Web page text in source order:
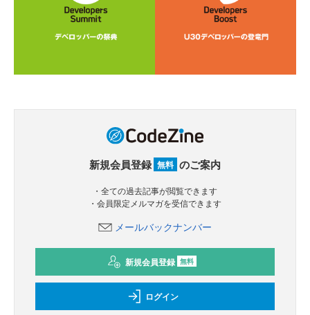
新規会員登録 無料 のご案内
・全ての過去記事が閲覧できます
・会員限定メルマガを受信できます
メールバックナンバー
新規会員登録 無料
ログイン